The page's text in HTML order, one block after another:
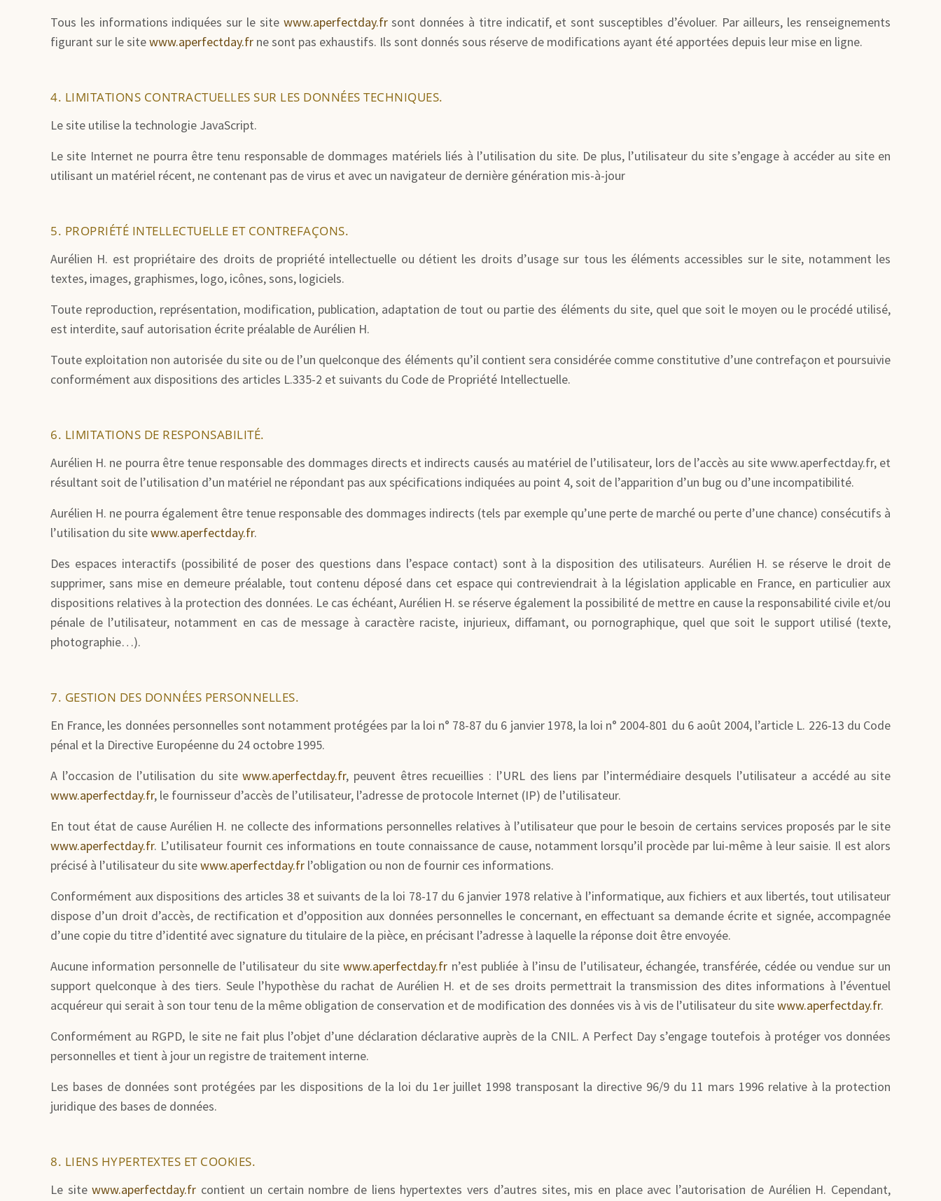
Tous les informations indiquées sur le site www.aperfectday.frsont données à titre indicatif, et sont susceptibles d’évoluer. Par ailleurs, les renseignements
figurant sur le sitewww.aperfectday.fr ne sont pas exhaustifs. Ils sont donnés sous réserve de modifications ayant été apportées depuis leur mise en ligne.
4. LIMITATIONS CONTRACTUELLES SUR LES DONNÉES TECHNIQUES.
Le site utilise la technologie JavaScript.
Le site Internet ne pourra être tenu responsable de dommages matériels liés à l’utilisation du site. De plus, l’utilisateur du site s’engage à accéder au site en
utilisant un matériel récent, ne contenant pas de virus et avec un navigateur de dernière génération mis-à-jour
5. PROPRIÉTÉ INTELLECTUELLE ET CONTREFAÇONS.
Aurélien H. est propriétaire des droits de propriété intellectuelle ou détient les droits d’usage sur tous les éléments accessibles sur le site, notamment les
textes, images, graphismes, logo, icônes, sons, logiciels.
Toute reproduction, représentation, modification, publication, adaptation de tout ou partie des éléments du site, quel que soit le moyen ou le procédé utilisé,
est interdite, sauf autorisation écrite préalable de Aurélien H.
Toute exploitation non autorisée du site ou de l’un quelconque des éléments qu’il contient sera considérée comme constitutive d’une contrefaçon et poursuivie
conformément aux dispositions des articles L.335-2 et suivants du Code de Propriété Intellectuelle.
6. LIMITATIONS DE RESPONSABILITÉ.
Aurélien H. ne pourra être tenue responsable des dommages directs et indirects causés au matériel de l’utilisateur, lors de l’accès au site www.aperfectday.fr, et
résultant soit de l’utilisation d’un matériel ne répondant pas aux spécifications indiquées au point 4, soit de l’apparition d’un bug ou d’une incompatibilité.
Aurélien H. ne pourra également être tenue responsable des dommages indirects (tels par exemple qu’une perte de marché ou perte d’une chance) consécutifs à
l’utilisation du sitewww.aperfectday.fr.
Des espaces interactifs (possibilité de poser des questions dans l’espace contact) sont à la disposition des utilisateurs. Aurélien H. se réserve le droit de
supprimer, sans mise en demeure préalable, tout contenu déposé dans cet espace qui contreviendrait à la législation applicable en France, en particulier aux
dispositions relatives à la protection des données. Le cas échéant, Aurélien H. se réserve également la possibilité de mettre en cause la responsabilité civile et/ou
pénale de l’utilisateur, notamment en cas de message à caractère raciste, injurieux, diffamant, ou pornographique, quel que soit le support utilisé (texte,
photographie…).
7. GESTION DES DONNÉES PERSONNELLES.
En France, les données personnelles sont notamment protégées par la loi n° 78-87 du 6 janvier 1978, la loi n° 2004-801 du 6 août 2004, l’article L. 226-13 du Code
pénal et la Directive Européenne du 24 octobre 1995.
A l’occasion de l’utilisation du sitewww.aperfectday.fr, peuvent êtres recueillies : l’URL des liens par l’intermédiaire desquels l’utilisateur a accédé au site
www.aperfectday.fr, le fournisseur d’accès de l’utilisateur, l’adresse de protocole Internet (IP) de l’utilisateur.
En tout état de cause Aurélien H. ne collecte des informations personnelles relatives à l’utilisateur que pour le besoin de certains services proposés par le site
www.aperfectday.fr. L’utilisateur fournit ces informations en toute connaissance de cause, notamment lorsqu’il procède par lui-même à leur saisie. Il est alors
précisé à l’utilisateur du sitewww.aperfectday.fr l’obligation ou non de fournir ces informations.
Conformément aux dispositions des articles 38 et suivants de la loi 78-17 du 6 janvier 1978 relative à l’informatique, aux fichiers et aux libertés, tout utilisateur
dispose d’un droit d’accès, de rectification et d’opposition aux données personnelles le concernant, en effectuant sa demande écrite et signée, accompagnée
d’une copie du titre d’identité avec signature du titulaire de la pièce, en précisant l’adresse à laquelle la réponse doit être envoyée.
Aucune information personnelle de l’utilisateur du sitewww.aperfectday.fr n’est publiée à l’insu de l’utilisateur, échangée, transférée, cédée ou vendue sur un
support quelconque à des tiers. Seule l’hypothèse du rachat de Aurélien H. et de ses droits permettrait la transmission des dites informations à l’éventuel
acquéreur qui serait à son tour tenu de la même obligation de conservation et de modification des données vis à vis de l’utilisateur du sitewww.aperfectday.fr.
Conformément au RGPD, le site ne fait plus l’objet d’une déclaration déclarative auprès de la CNIL. A Perfect Day s’engage toutefois à protéger vos données
personnelles et tient à jour un registre de traitement interne.
Les bases de données sont protégées par les dispositions de la loi du 1er juillet 1998 transposant la directive 96/9 du 11 mars 1996 relative à la protection
juridique des bases de données.
8. LIENS HYPERTEXTES ET COOKIES.
Le sitewww.aperfectday.fr contient un certain nombre de liens hypertextes vers d’autres sites, mis en place avec l’autorisation de Aurélien H. Cependant,